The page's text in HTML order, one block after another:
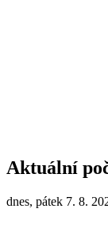
Aktuální
dnes, pátek 7. 8.